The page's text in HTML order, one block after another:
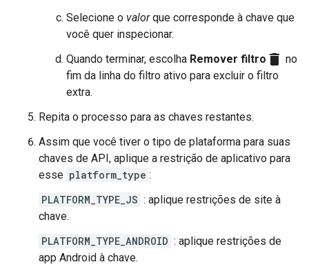
Selecione o valorque corresponde à chave que
você quer inspecionar.
Quando terminar, escolha Remover filtro delete no
fim da linha do filtro ativo para excluir o filtro
extra.
Repita o processo para as chaves restantes.
Assim que você tiver o tipo de plataforma para suas
chaves de API, aplique a restrição de aplicativo para
esse platform_type :
PLATFORM_TYPE_JS : aplique restrições de site à
chave.
PLATFORM_TYPE_ANDROID : aplique restrições de
app Android à chave.